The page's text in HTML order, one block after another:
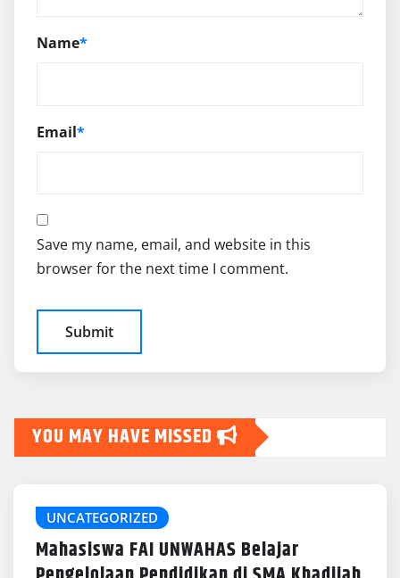
Name*
Email*
Save my name, email, and website in this
browser for the next time I comment.
YOU MAY HAVE MISSED
UNCATEGORIZED
Mahasiswa FAI UNWAHAS Belajar